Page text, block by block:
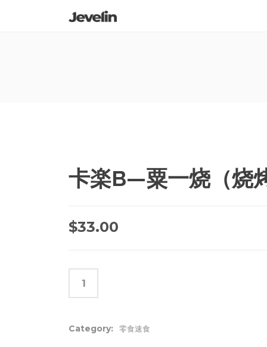
卡楽B—粟一烧（烧
$33.00
Category: 零食速食